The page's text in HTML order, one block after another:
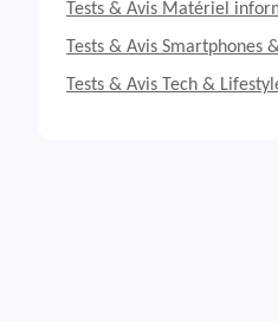
Tests & Avis Matériel
Tests & Avis Smartphones
Tests & Avis Tech &